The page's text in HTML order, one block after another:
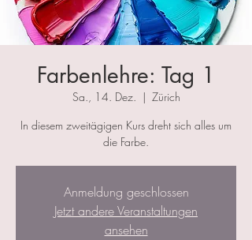
Farbenlehre: Tag 1
Sa., 14. Dez.
  |
Zürich
In diesem zweitägigen Kurs dreht sich alles um
die Farbe.
Anmeldung geschlossen
Jetzt andere Veranstaltungen
ansehen